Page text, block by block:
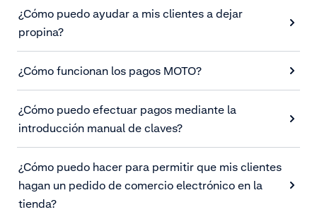
¿Cómo puedo ayudar a mis clientes a dejar
propina?
¿Cómo funcionan los pagos MOTO?
¿Cómo puedo efectuar pagos mediante la
introducción manual de claves?
¿Cómo puedo hacer para permitir que mis clientes
hagan un pedido de comercio electrónico en la
tienda?